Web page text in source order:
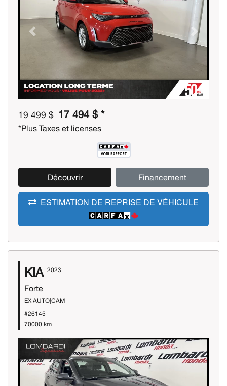
Previous Next
19 499 $ 17 494 $ *
*Plus Taxes et licenses
Découvrir Financement
ESTIMATION DE REPRISE DE VÉHICULE
KIA 2023
Forte
EX AUTO|CAM
#26145
70000 km